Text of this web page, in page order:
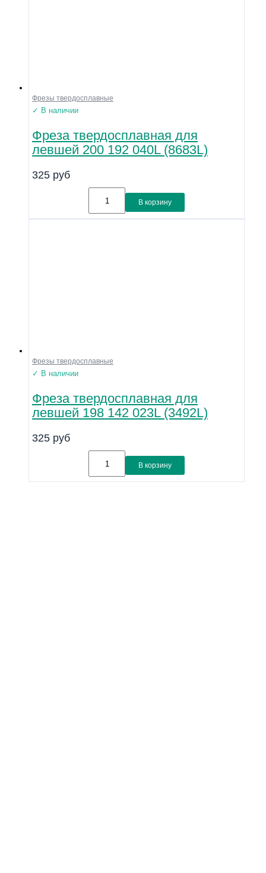
Фрезы твердосплавные
✓ В наличии
Фреза твердосплавная для
левшей 200 192 040L (8683L)
325 руб
В корзину
Фрезы твердосплавные
✓ В наличии
Фреза твердосплавная для
левшей 198 142 023L (3492L)
325 руб
В корзину